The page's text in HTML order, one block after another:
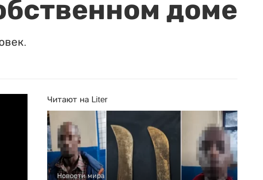
доме
Читают на Liter
Новости мира